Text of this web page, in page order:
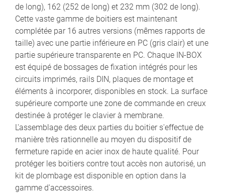
de long), 162 (252 de long) et 232 mm (302 de long).
Cette vaste gamme de boitiers est maintenant
complétée par 16 autres versions (mêmes rapports de
taille) avec une partie inférieure en PC (gris clair) et une
partie supérieure transparente en PC. Chaque IN-BOX
est équipé de bossages de fixation intégrés pour les
circuits imprimés, rails DIN, plaques de montage et
éléments à incorporer, disponibles en stock. La surface
supérieure comporte une zone de commande en creux
destinée à protéger le clavier à membrane.
L'assemblage des deux parties du boitier s'effectue de
manière très rationnelle au moyen du dispositif de
fermeture rapide en acier inox de haute qualité. Pour
protéger les boitiers contre tout accès non autorisé, un
kit de plombage est disponible en option dans la
gamme d'accessoires.